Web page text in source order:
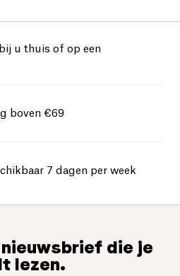
u thuis of op een
boven €69
7 dagen per week
die je
lezen.